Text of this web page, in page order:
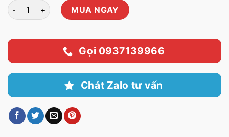
Bộ khuôn marshall 101,6mm số lượng
MUA NGAY
Gọi 0937139966
Chát Zalo tư vấn